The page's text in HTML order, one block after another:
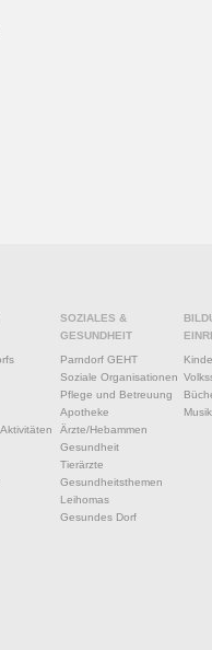
SOZIALES &
GESUNDHEIT
Parndorf GEHT
Soziale Organisationen
Pflege und Betreuung
Apotheke
Ärzte/Hebammen
Gesundheit
Tierärzte
Gesundheitsthemen
Leihomas
Gesundes Dorf